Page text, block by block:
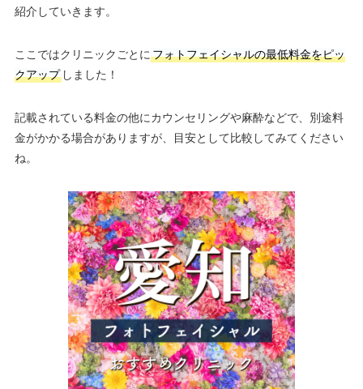
紹介していきます。
ここではクリニックごとに フォトフェイシャルの最低料金をピッ
クアップしました！
記載されている料金の他にカウンセリングや麻酔などで、別途料
金がかかる場合がありますが、目安として比較してみてください
ね。